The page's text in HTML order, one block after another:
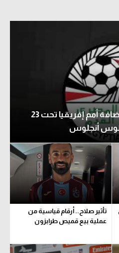
مصر تتقدم بطلب لاستضافة أمم إفريقيا تحت 23
لوس أنجلوس
تأثير صلاح.. أرقام قياسية من
عملية بيع قميص طرابزون